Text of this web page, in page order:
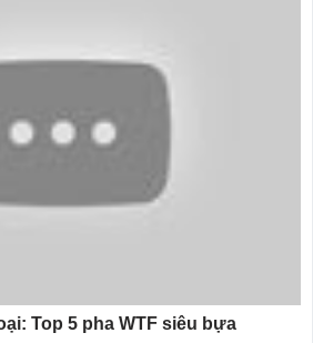
Top 5 pha WTF siêu bựa